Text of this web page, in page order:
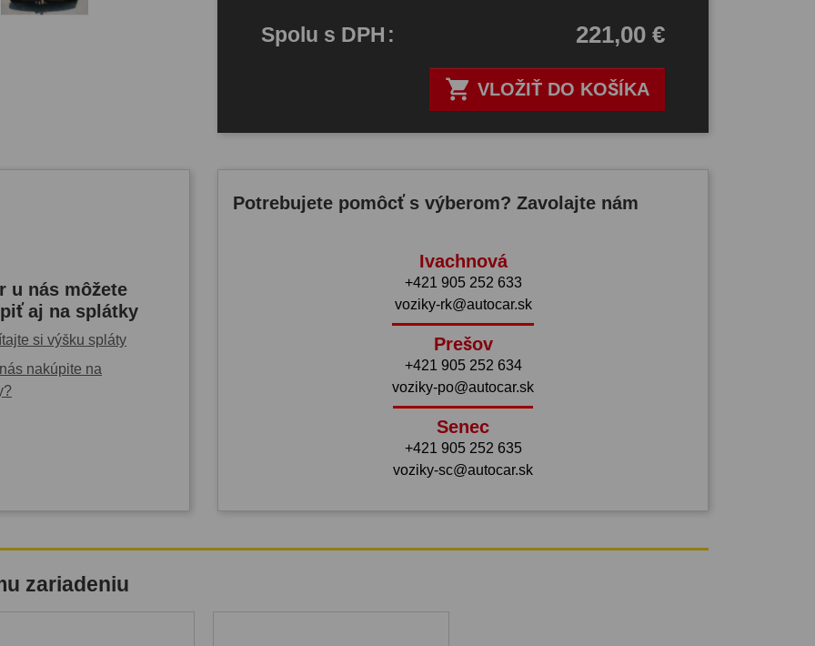
 VLOŽIŤ DO KOŠÍKA
Spolu s DPH: 221,00 €
u nás môžete
aj na splátky
si výšku spláty
nakúpite na
Potrebujete pomôcť s výberom? Zavolajte nám
Ivachnová
+421 905 252 633
voziky-rk@autocar.sk
Prešov
+421 905 252 634
voziky-po@autocar.sk
Senec
+421 905 252 635
voziky-sc@autocar.sk
zariadeniu